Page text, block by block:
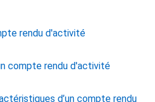
rendu d'activité
compte rendu d'activité
d’un compte rendu